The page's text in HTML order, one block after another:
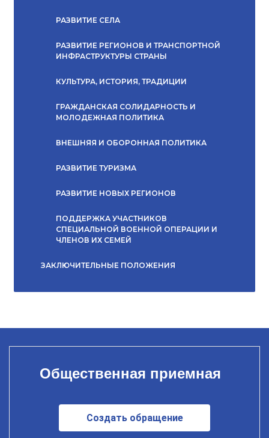
РАЗВИТИЕ СЕЛА
РАЗВИТИЕ РЕГИОНОВ И ТРАНСПОРТНОЙ
ИНФРАСТРУКТУРЫ СТРАНЫ
КУЛЬТУРА, ИСТОРИЯ, ТРАДИЦИИ
ГРАЖДАНСКАЯ СОЛИДАРНОСТЬ И
МОЛОДЕЖНАЯ ПОЛИТИКА
ВНЕШНЯЯ И ОБОРОННАЯ ПОЛИТИКА
РАЗВИТИЕ ТУРИЗМА
РАЗВИТИЕ НОВЫХ РЕГИОНОВ
ПОДДЕРЖКА УЧАСТНИКОВ
СПЕЦИАЛЬНОЙ ВОЕННОЙ ОПЕРАЦИИ И
ЧЛЕНОВ ИХ СЕМЕЙ
ЗАКЛЮЧИТЕЛЬНЫЕ ПОЛОЖЕНИЯ
Общественная приемная
Создать обращение